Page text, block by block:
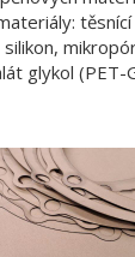
glykol (PET-